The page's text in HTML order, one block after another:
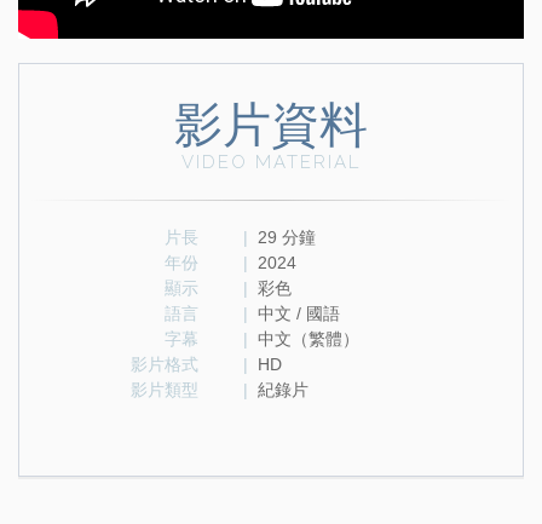
影片資料
VIDEO MATERIAL
片長 | 29 分鐘
年份
| 2024
顯示
| 彩色
語言
| 中文 / 國語
字幕
| 中文（繁體）
影片格式
| HD
影片類型
| 紀錄片